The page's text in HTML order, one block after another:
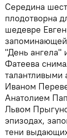
Середина
плодотворна
шедевре
"День ангела"
Фатеева
талантливыми
Иваном
Анатолием
Львом
эпизодах,
тени